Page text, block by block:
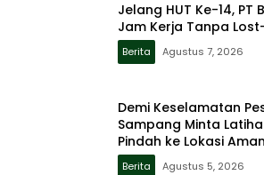
Jelang HUT Ke-14, PT
Jam Kerja Tanpa
Berita Agustus 7, 2026
Demi Keselamatan
Sampang Minta
Pindah ke Lokasi Aman
Berita Agustus 5, 2026